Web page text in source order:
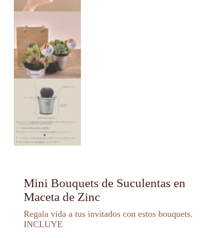
Mini Bouquets de Suculentas en
Maceta de Zinc
Regala vida a tus invitados con estos bouquets.
INCLUYE